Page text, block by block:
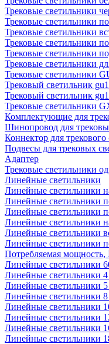
Трековые светильники
Трековые светильники
Трековые светильники
Трековые светильники
Трековые светильники
Трековые светильники
Трековые светильники
Трековый светильник
Трековый светильник
Трековые светильники
Комплектующие для
Шинопровод для
Коннектор для трекового
Подвесы для трековых
Адаптер
Трековые светильники
Линейные светильники
Линейные светильники
Линейные светильники
Линейные светильники
Линейные светильники
Линейные светильники
Линейные светильники
Потребляемая мощность,
Линейные светильники
Линейные светильники
Линейные светильники
Линейные светильники
Линейные светильники
Линейные светильники
Линейные светильники
Линейные светильники